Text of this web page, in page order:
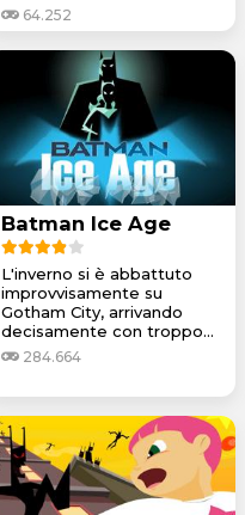
64.252
Batman Ice Age
L'inverno si è abbattuto
improvvisamente su
Gotham City, arrivando
decisamente con troppo...
284.664